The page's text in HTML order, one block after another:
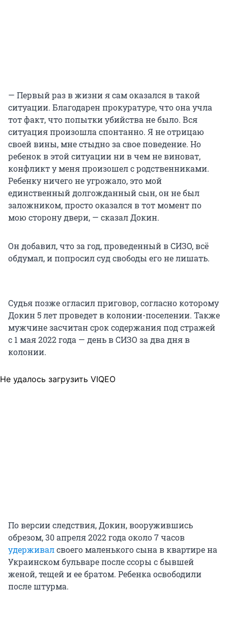
— Первый раз в жизни я сам оказался в такой
ситуации. Благодарен прокуратуре, что она учла
тот факт, что попытки убийства не было. Вся
ситуация произошла спонтанно. Я не отрицаю
своей вины, мне стыдно за свое поведение. Но
ребенок в этой ситуации ни в чем не виноват,
конфликт у меня произошел с родственниками.
Ребенку ничего не угрожало, это мой
единственный долгожданный сын, он не был
заложником, просто оказался в тот момент по
мою сторону двери, — сказал Докин.
Он добавил, что за год, проведенный в СИЗО, всё
обдумал, и попросил суд свободы его не лишать.
Судья позже огласил приговор, согласно которому
Докин 5 лет проведет в колонии-поселении. Также
мужчине засчитан срок содержания под стражей
с 1 мая 2022 года — день в СИЗО за два дня в
колонии.
Не удалось загрузить VIQEO
По версии следствия, Докин, вооружившись
обрезом, 30 апреля 2022 года около 7 часов
удерживалсвоего маленького сына в квартире на
Украинском бульваре после ссоры с бывшей
женой, тещей и ее братом. Ребенка освободили
после штурма.